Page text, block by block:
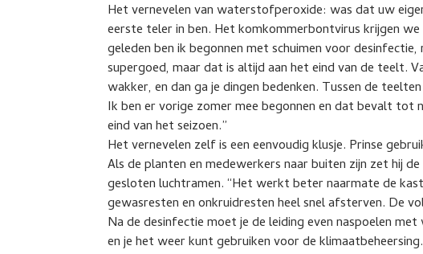
Het vernevelen van waterstofperoxide: was dat uw
eerste teler in ben. Het komkommerbontvirus krijgen
geleden ben ik begonnen met schuimen voor
supergoed, maar dat is altijd aan het eind van de teelt.
wakker, en dan ga je dingen bedenken. Tussen de
Ik ben er vorige zomer mee begonnen en dat bevalt tot
eind van het seizoen.”
Het vernevelen zelf is een eenvoudig klusje. Prinse
Als de planten en medewerkers naar buiten zijn zet hij
gesloten luchtramen. “Het werkt beter naarmate de
gewasresten en onkruidresten heel snel afsterven. De
Na de desinfectie moet je de leiding even naspoelen
en je het weer kunt gebruiken voor de